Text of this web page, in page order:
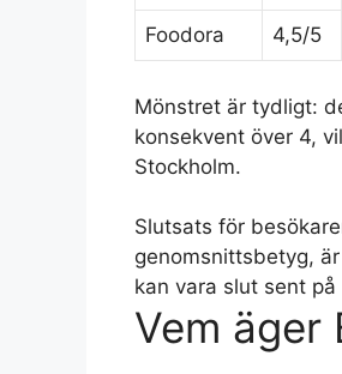
Foodora 4,5/5
Mönstret är tydligt:
konsekvent över 4,
Stockholm.
Slutsats för
genomsnittsbetyg,
kan vara slut sent
Vem äger